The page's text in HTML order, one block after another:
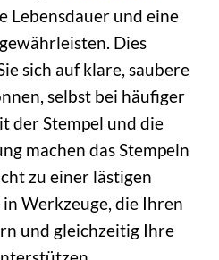
Lebensdauer und eine
Dies
sich auf klare, saubere
selbst bei häufiger
der Stempel und die
machen das Stempeln
zu einer lästigen
Werkzeuge, die Ihren
und gleichzeitig Ihre